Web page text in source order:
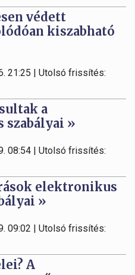
védett
kiszabható
21:25 | Utolsó frissítés:
a
szabályai »
08:54 | Utolsó frissítés:
elektronikus
»
09:02 | Utolsó frissítés:
A